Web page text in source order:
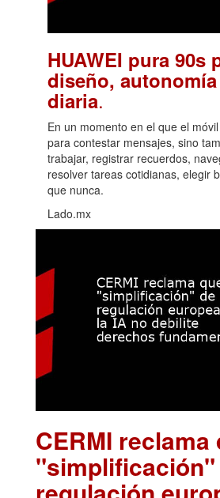
HUAWEI pura 90s
diseño,
diaria.
En un momento en el que el
para contestar mensajes, sino
trabajar, registrar recuerdos,
resolver tareas cotidianas, elegir
que nunca.
Lado.mx
CERMI reclama
"simplificación"